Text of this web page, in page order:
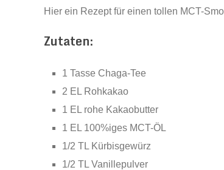
Hier ein Rezept für einen tollen MCT-
Zutaten:
1 Tasse Chaga-Tee
2 EL Rohkakao
1 EL rohe Kakaobutter
1 EL 100%iges MCT-ÖL
1/2 TL Kürbisgewürz
1/2 TL Vanillepulver